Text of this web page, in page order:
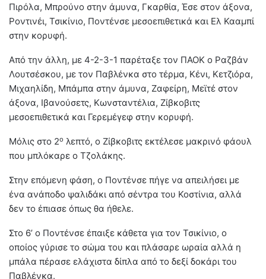
Πιρόλα, Μπρούνο στην άμυνα, Γκαρθία, Έσε στον άξονα,
Ροντινέι, Τσικίνιο, Ποντένσε μεσοεπιθετικά και Ελ Κααμπί
στην κορυφή.
Από την άλλη, με 4-2-3-1 παρέταξε τον ΠΑΟΚ ο Ραζβάν
Λουτσέσκου, με τον Παβλένκα στο τέρμα, Κένι, Κετζιόρα,
Μιχαηλίδη, Μπάμπα στην άμυνα, Ζαφείρη, Μεϊτέ στον
άξονα, Ιβανούσετς, Κωνσταντέλια, Ζίβκοβιτς
μεσοεπιθετικά και Γερεμέγεφ στην κορυφή.
Μόλις στο 2ο λεπτό, ο Ζίβκοβιτς εκτέλεσε μακρινό φάουλ
που μπλόκαρε ο Τζολάκης.
Στην επόμενη φάση, ο Ποντένσε πήγε να απειλήσει με
ένα ανάποδο ψαλιδάκι από σέντρα του Κοστίνια, αλλά
δεν το έπιασε όπως θα ήθελε.
Στο 6’ ο Ποντένσε έπαιξε κάθετα για τον Τσικίνιο, ο
οποίος γύρισε το σώμα του και πλάσαρε ωραία αλλά η
μπάλα πέρασε ελάχιστα δίπλα από το δεξί δοκάρι του
Παβλένκα.